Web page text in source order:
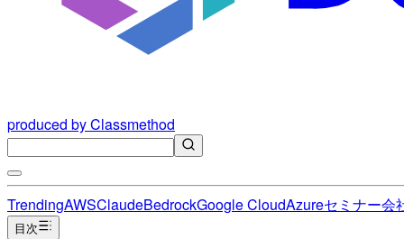
produced by Classmethod
TrendingAWSClaudeBedrockGoogle CloudAzureセミナー会
目次